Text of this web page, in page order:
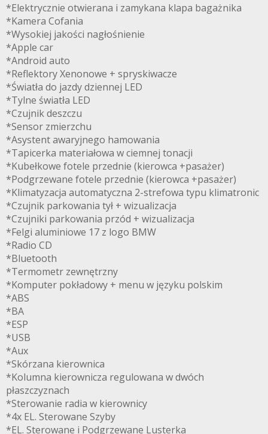
*Elektrycznie otwierana i zamykana klapa bagażnika
*Kamera Cofania
*Wysokiej jakości nagłośnienie
*Apple car
*Android auto
*Reflektory Xenonowe + spryskiwacze
*Światła do jazdy dziennej LED
*Tylne światła LED
*Czujnik deszczu
*Sensor zmierzchu
*Asystent awaryjnego hamowania
*Tapicerka materiałowa w ciemnej tonacji
*Kubełkowe fotele przednie (kierowca +pasażer)
*Podgrzewane fotele przednie (kierowca +pasażer)
*Klimatyzacja automatyczna 2-strefowa typu klimatronic
*Czujnik parkowania tył + wizualizacja
*Czujniki parkowania przód + wizualizacja
*Felgi aluminiowe 17 z logo BMW
*Radio CD
*Bluetooth
*Termometr zewnętrzny
*Komputer pokładowy + menu w języku polskim
*ABS
*BA
*ESP
*USB
*Aux
*Skórzana kierownica
*Kolumna kierownicza regulowana w dwóch
płaszczyznach
*Sterowanie radia w kierownicy
*4x EL. Sterowane Szyby
*EL. Sterowane i Podgrzewane Lusterka